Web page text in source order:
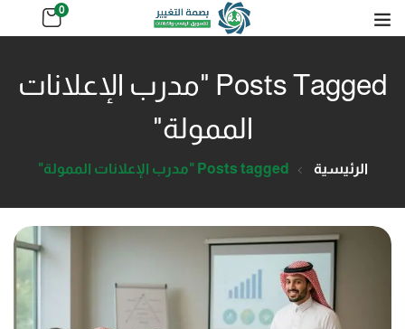
0
Posts Tagged "مدرب الإعلانات
الممولة"
الرئيسية Posts tagged "مدرب الإعلانات الممولة"